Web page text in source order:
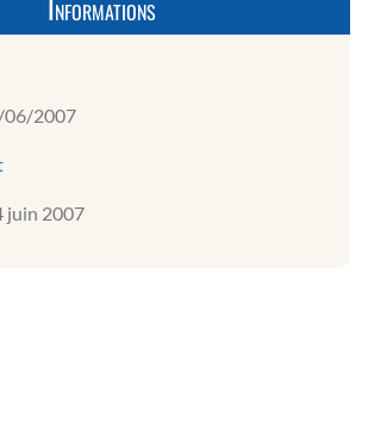
06/2007
juin 2007